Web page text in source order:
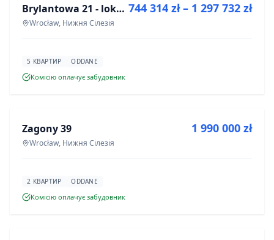
ІНВЕСТИЦІЯ Brylantowa 21 - lokale usługowe
Wrocław, Нижня Сілезія
744 314 zł – 1 297 732 zł
5 КВАРТИР ODDANE
Комісію оплачує забудовник
ІНВЕСТИЦІЯ
Zagony 39
Wrocław, Нижня Сілезія
1 990 000 zł
2 КВАРТИР ODDANE
Комісію оплачує забудовник